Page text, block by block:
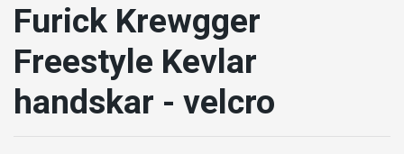
Furick Krewgger
Freestyle Kevlar
handskar - velcro